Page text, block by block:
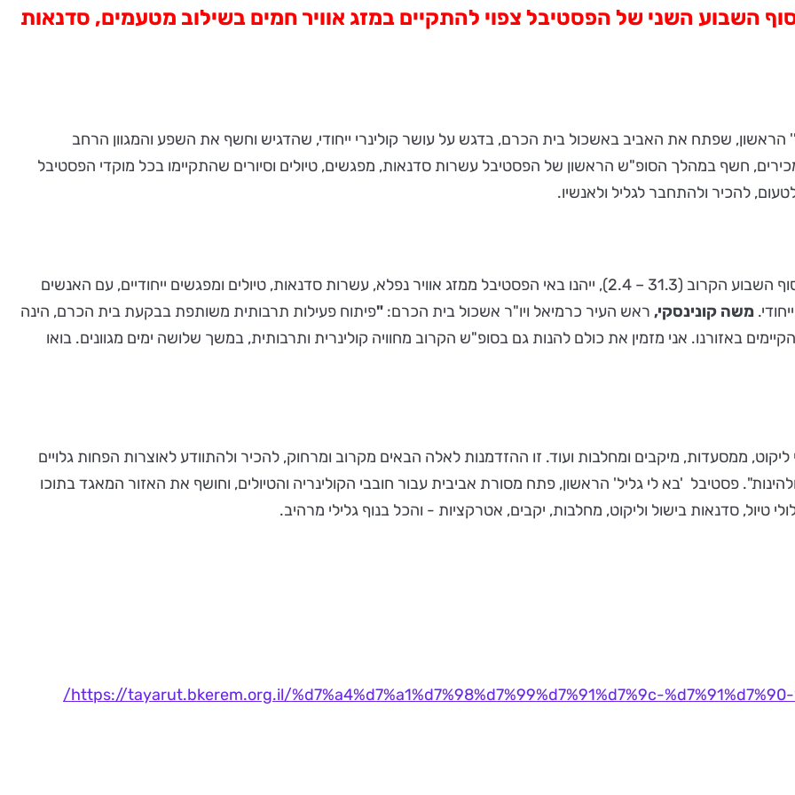
השבוע השני של הפסטיבל צפוי להתקיים במזג אוויר חמים בשילוב מטעמים, סדנאות
שפתח את האביב באשכול בית הכרם, בדגש על עושר קולינרי ייחודי, שהדגיש וחשף את השפע והמגוון הרחב
חשף במהלך הסופ"ש הראשון של הפסטיבל עשרות סדנאות, מפגשים, טיולים וסיורים שהתקיימו בכל מוקדי הפסטיבל
להכיר ולהתחבר לגליל ולאנשיו.
פסטיבל בא לי גליל הראשון מתפרש על פני שני סופי שבוע, ובסוף השבוע הקרוב (31.3 – 2.4), ייהנו באי הפסטיבל ממזג אוויר נפלא, עשרות סדנאות, טיולים ומפגשים ייחודיים, עם האנשים
משה קונינסקי, ראש העיר כרמיאל ויו"ר אשכול בית הכרם: "פיתוח פעילות תרבותית משותפת בבקעת בית הכרם, הינה
באזורנו. אני מזמין את כולם להנות גם בסופ"ש הקרוב מחוויה קולינרית ותרבותית, במשך שלושה ימים מגוונים. בואו
ממסעדות, מיקבים ומחלבות ועוד. זו ההזדמנות לאלה הבאים מקרוב ומרחוק, להכיר ולהתוודע לאוצרות הפחות גלויים
כביש 85. בואו לגלות, לטעום ולהינות". פסטיבל 'בא לי גליל' הראשון, פתח מסורת אביבית עבור חובבי הקולינריה והטיולים, וחושף את האזור המאגד בתוכו
טיול, סדנאות בישול וליקוט, מחלבות, יקבים, אטרקציות - והכל בנוף גלילי מרהיב.
https://tayarut.bkerem.org.il/%d7%a4%d7%a1%d7%98%d7%99%d7%91%d7%9c-